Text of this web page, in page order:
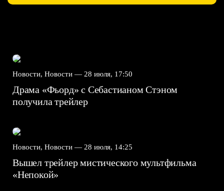
Новости, Новости — 28 июля, 17:50
Драма «Фьорд» с Себастианом Стэном
получила трейлер
Новости, Новости — 28 июля, 14:25
Вышел трейлер мистического мультфильма
«Непокой»